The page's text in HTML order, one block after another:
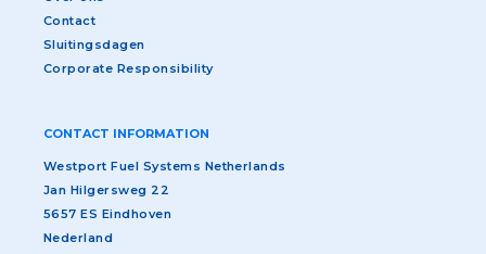
Contact
Sluitingsdagen
Corporate Responsibility
CONTACT INFORMATION
Westport Fuel Systems Netherlands
Jan Hilgersweg 22
5657 ES Eindhoven
Nederland